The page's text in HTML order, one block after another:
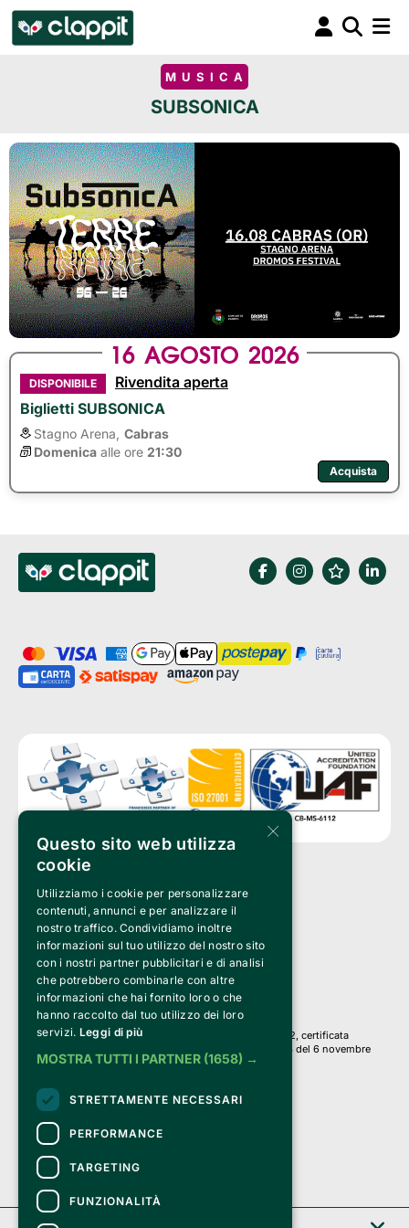
MUSICA
SUBSONICA
16 AGOSTO 2026
DISPONIBILE
Rivendita aperta
Biglietti SUBSONICA
Stagno Arena, Cabras
Domenica alle ore 21:30
Acquista
Clappit è un marchio di proprietà di:
Bemils Srl
a Socio Unico
Via Fosse Ardeatine, 4 -20092 Cinisello Balsamo (MI)
PI 05589050961
Iscr. C.C.I.A.A. Milano R.E.A. 1833471
© 2010-2025 Bemils Srl - Tutti i diritti riservati
Credits:
Clappit è basato sulla piattaforma di biglietteria Belive 6.2, certificata
dall’Agenzia delle Entrate con protocollo n. 2025/445474 del 6 novembre
2025.
Su Clappit i tuoi acquisti ed i tuoi dati
sono sicuri e protetti da un certificato SSL
con crittografia a 128 bit.
×
Questo sito web utilizza
cookie
Utilizziamo i cookie per personalizzare
contenuti, annunci e per analizzare il
nostro traffico. Condividiamo inoltre
informazioni sul tuo utilizzo del nostro sito
con i nostri partner pubblicitari e di analisi
che potrebbero combinarle con altre
informazioni che hai fornito loro o che
hanno raccolto dal tuo utilizzo dei loro
servizi. Leggi di più
MOSTRA TUTTI I PARTNER (1658) →
STRETTAMENTE NECESSARI
PERFORMANCE
TARGETING
FUNZIONALITÀ